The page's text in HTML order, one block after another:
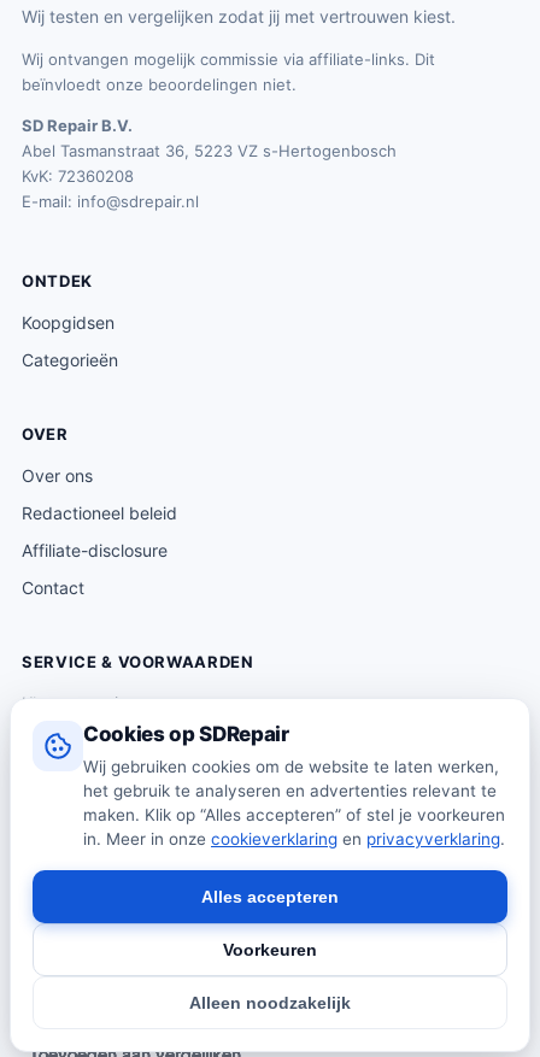
Cookies op SDRepair
Wij gebruiken cookies om de website te laten werken,
het gebruik te analyseren en advertenties relevant te
maken. Klik op “Alles accepteren” of stel je voorkeuren
in. Meer in onze cookieverklaring en privacyverklaring.
Alleen noodzakelijk
Voorkeuren
Alles accepteren
Wij testen en vergelijken zodat jij met vertrouwen kiest.
Wij ontvangen mogelijk commissie via affiliate-links. Dit
beïnvloedt onze beoordelingen niet.
SD Repair B.V.
Abel Tasmanstraat 36, 5223 VZ s-Hertogenbosch
KvK: 72360208
E-mail: info@sdrepair.nl
ONTDEK
Koopgidsen
Categorieën
OVER
Over ons
Redactioneel beleid
Affiliate-disclosure
Contact
SERVICE & VOORWAARDEN
Klantenservice
Verzending & levering
Retourneren
Algemene voorwaarden
verkopen zelf geen producten · Alle prijzen onder voorbehoud.